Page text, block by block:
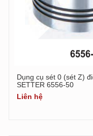
Dụng cụ sét 0 (sét Z)
SETTER 6556-50
Liên hệ